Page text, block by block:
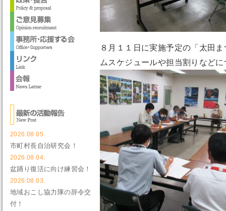
８月１１日に実施予定の「太田
ムスケジュールや担当割りなど
2026.08.05.
市町村長自治研究会！
2026.08.04.
盆踊り復活に向け練習会！
2026.08.03.
地域おこし協力隊の辞令交
付！